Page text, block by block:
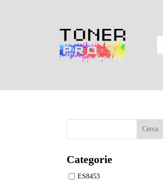
Cerca
Categorie
ES8453